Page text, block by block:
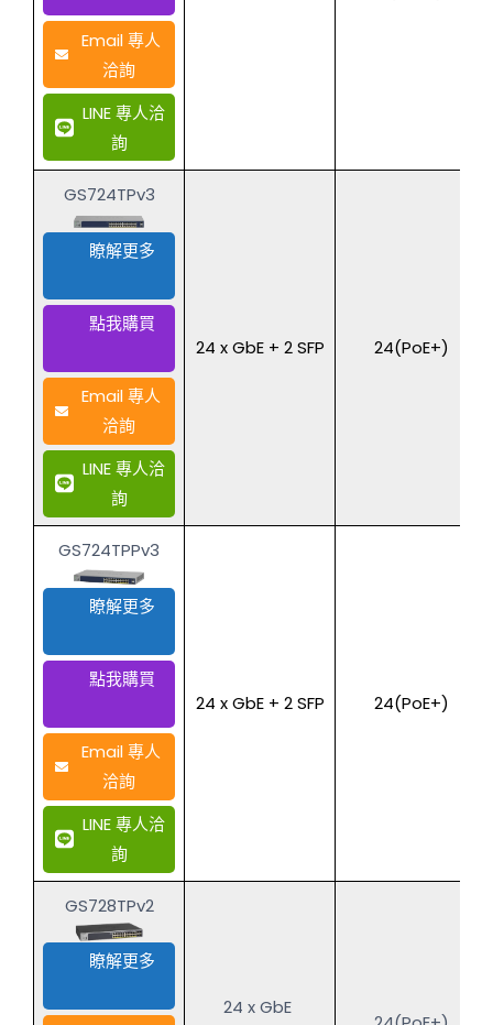
Email 專人
洽詢
LINE 專人洽
詢
GS724TPv3
瞭解更多
點我購買
Email 專人
洽詢
LINE 專人洽
詢
24 x GbE + 2 SFP 24(PoE+)
GS724TPPv3
瞭解更多
點我購買
Email 專人
洽詢
LINE 專人洽
詢
24 x GbE + 2 SFP 24(PoE+)
GS728TPv2
瞭解更多
24 x GbE